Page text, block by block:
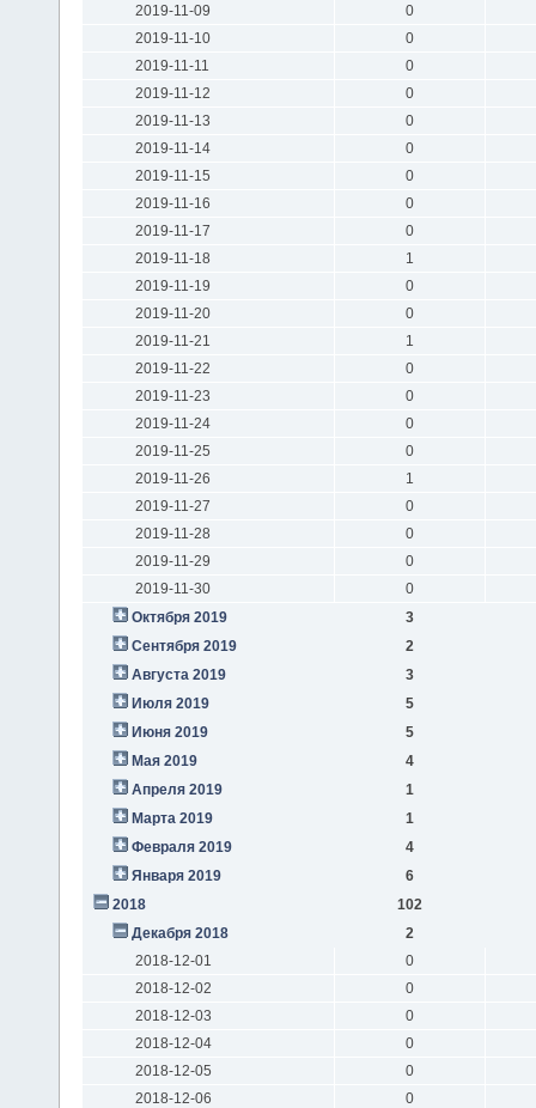
2019-11-09
0
2019-11-10
0
2019-11-11
0
2019-11-12
0
2019-11-13
0
2019-11-14
0
2019-11-15
0
2019-11-16
0
2019-11-17
0
2019-11-18
1
2019-11-19
0
2019-11-20
0
2019-11-21
1
2019-11-22
0
2019-11-23
0
2019-11-24
0
2019-11-25
0
2019-11-26
1
2019-11-27
0
2019-11-28
0
2019-11-29
0
2019-11-30
0
Октября 2019
3
Сентября 2019
2
Августа 2019
3
Июля 2019
5
Июня 2019
5
Мая 2019
4
Апреля 2019
1
Марта 2019
1
Февраля 2019
4
Января 2019
6
2018
102
Декабря 2018
2
2018-12-01
0
2018-12-02
0
2018-12-03
0
2018-12-04
0
2018-12-05
0
2018-12-06
0